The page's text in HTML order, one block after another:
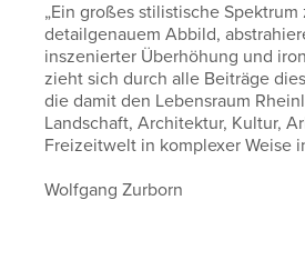
„Ein großes stilistische Spektrum
detailgenauem Abbild,
inszenierter Überhöhung und
zieht sich durch alle Beiträge
die damit den Lebensraum
Landschaft, Architektur, Kultur,
Freizeitwelt in komplexer Weise
Wolfgang Zurborn